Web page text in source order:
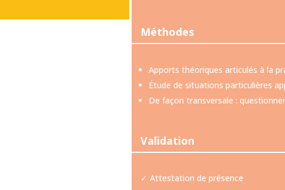
Méthodes
Apports théoriques articulés à la
Étude de situations particulières
De façon transversale :
Validation
✓ Attestation de présence